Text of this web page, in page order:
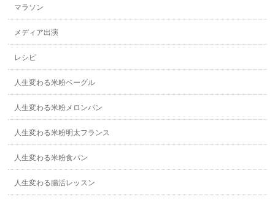
マラソン
メディア出演
レシピ
人生変わる米粉ベーグル
人生変わる米粉メロンパン
人生変わる米粉明太フランス
人生変わる米粉食パン
人生変わる腸活レッスン